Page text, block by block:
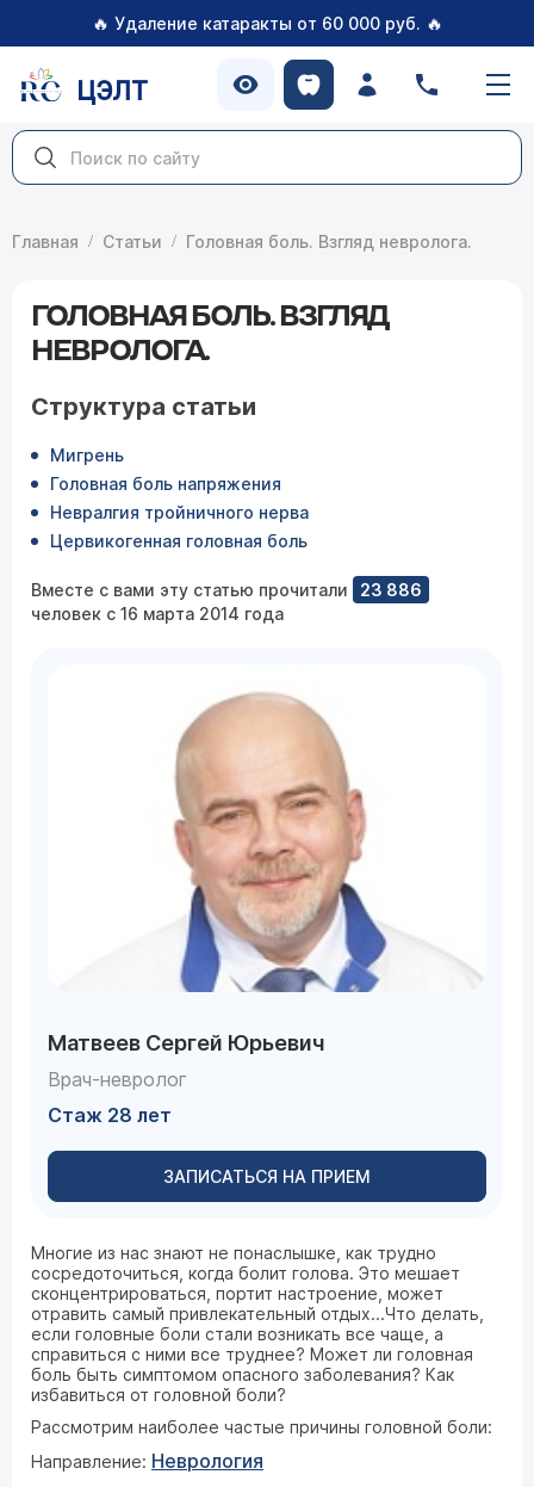
🔥 Удаление катаракты от 60 000 руб. 🔥
ЦЭЛТ
Главная Статьи Головная боль. Взгляд невролога.
ГОЛОВНАЯ БОЛЬ. ВЗГЛЯД
НЕВРОЛОГА.
Матвеев Сергей Юрьевич
Врач-невролог
Стаж 28 лет
ЗАПИСАТЬСЯ НА ПРИЕМ
Структура статьи
Мигрень
Головная боль напряжения
Невралгия тройничного нерва
Цервикогенная головная боль
Вместе с вами эту статью прочитали
23 886
человек с 16 марта 2014 года
Многие из нас знают не понаслышке, как трудно
сосредоточиться, когда болит голова. Это мешает
сконцентрироваться, портит настроение, может
отравить самый привлекательный отдых...Что делать,
если головные боли стали возникать все чаще, а
справиться с ними все труднее? Может ли головная
боль быть симптомом опасного заболевания? Как
избавиться от головной боли?
Рассмотрим наиболее частые причины головной боли:
Направление: Неврология